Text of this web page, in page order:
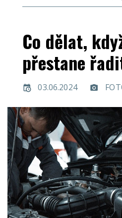
Co dělat,
přestane
03.06.2024